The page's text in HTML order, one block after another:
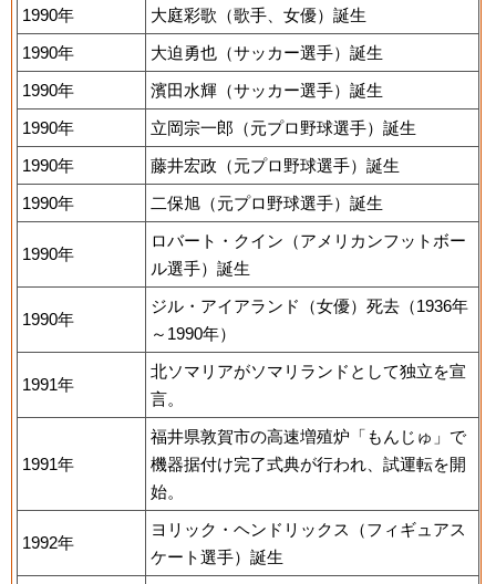
1990年
大庭彩歌（歌手、女優）誕生
1990年
大迫勇也（サッカー選手）誕生
1990年
濱田水輝（サッカー選手）誕生
1990年
立岡宗一郎（元プロ野球選手）誕生
1990年
藤井宏政（元プロ野球選手）誕生
1990年
二保旭（元プロ野球選手）誕生
1990年
ロバート・クイン（アメリカンフットボー
ル選手）誕生
1990年
ジル・アイアランド（女優）死去（1936年
～1990年）
1991年
北ソマリアがソマリランドとして独立を宣
言。
1991年
福井県敦賀市の高速増殖炉「もんじゅ」で
機器据付け完了式典が行われ、試運転を開
始。
1992年
ヨリック・ヘンドリックス（フィギュアス
ケート選手）誕生